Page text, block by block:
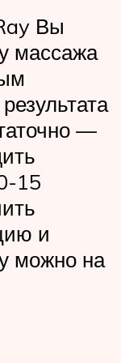
Вы
массажа
—
15
и
можно на